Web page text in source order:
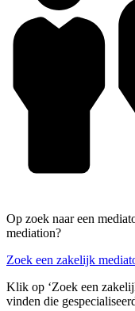
Op zoek naar een
mediation?
Zoek een zakelijk
Klik op ‘Zoek een
vinden die